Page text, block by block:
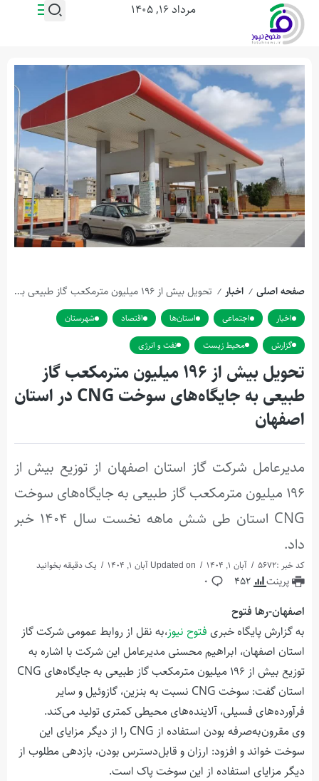
مرداد ۱۶, ۱۴۰۵
صفحه اصلی / اخبار / تحویل بیش از ۱۹۶ میلیون مترمکعب گاز طبیعی به جایگاه‌های سوخت CNG در استان اصفهان
اخبار اجتماعی استان‌ها اقتصاد
شهرستان
گزارش
محیط زیست نفت و انرژی
تحویل بیش از ۱۹۶ میلیون مترمکعب گاز
طبیعی به جایگاه‌های سوخت CNG در استان
اصفهان
مدیرعامل شرکت گاز استان اصفهان از توزیع بیش از
۱۹۶ میلیون مترمکعب گاز طبیعی به جایگاه‌های سوخت
CNG استان طی شش ماهه نخست سال ۱۴۰۴ خبر
داد.
کد خبر :5672 آبان 1, 1404 یک دقیقه بخوانید
پرینت 452
0
اصفهان-رها فتوح
به گزارش پایگاه خبری فتوح نیوز،به نقل از روابط‌ عمومی شرکت گاز
استان اصفهان، ابراهیم محسنی مدیرعامل این شرکت با اشاره به
توزیع بیش از ۱۹۶ میلیون مترمکعب گاز طبیعی به جایگاه‌های CNG
استان گفت: سوخت CNG نسبت به بنزین، گازوئیل و سایر
فرآورده‌های فسیلی، آلاینده‌های محیطی کمتری تولید می‌کند.
وی مقرون‌به‌صرفه بودن استفاده از CNG را از دیگر مزایای این
سوخت خواند و افزود: ارزان و قابل‌دسترس بودن، بازدهی مطلوب از
دیگر مزایای استفاده از این سوخت پاک است.